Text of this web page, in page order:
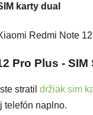
karty dual
Redmi Note
Pro Plus - SIM
stratil držiak sim
telefón naplno.